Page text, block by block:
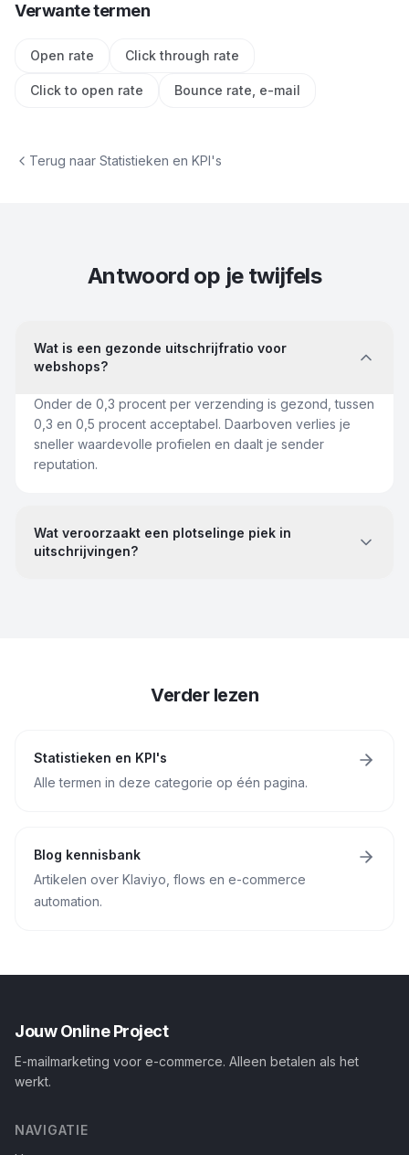
Verwante termen
Open rate Click through rate
Click to open rate Bounce rate, e-mail
Terug naar Statistieken en KPI's
Antwoord op je twijfels
Wat is een gezonde uitschrijfratio voor
webshops?
Onder de 0,3 procent per verzending is gezond, tussen
0,3 en 0,5 procent acceptabel. Daarboven verlies je
sneller waardevolle profielen en daalt je sender
reputation.
Wat veroorzaakt een plotselinge piek in
uitschrijvingen?
Verder lezen
Statistieken en KPI's
Alle termen in deze categorie op één pagina.
Blog kennisbank
Artikelen over Klaviyo, flows en e-commerce
automation.
Jouw Online Project
E-mailmarketing voor e-commerce. Alleen betalen als het
werkt.
NAVIGATIE